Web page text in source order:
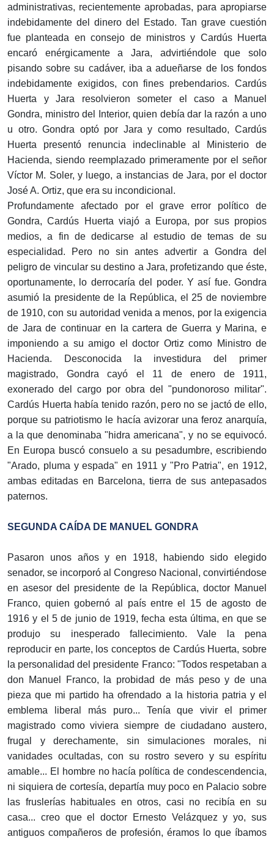
administrativas, recientemente aprobadas, para apropiarse
indebidamente del dinero del Estado. Tan grave cuestión
fue planteada en consejo de ministros y Cardús Huerta
encaró enérgicamente a Jara, advirtiéndole que solo
pisando sobre su cadáver, iba a adueñarse de los fondos
indebidamente exigidos, con fines prebendarios. Cardús
Huerta y Jara resolvieron someter el caso a Manuel
Gondra, ministro del Interior, quien debía dar la razón a uno
u otro. Gondra optó por Jara y como resultado, Cardús
Huerta presentó renuncia indeclinable al Ministerio de
Hacienda, siendo reemplazado primeramente por el señor
Víctor M. Soler, y luego, a instancias de Jara, por el doctor
José A. Ortiz, que era su incondicional.
Profundamente afectado por el grave error político de
Gondra, Cardús Huerta viajó a Europa, por sus propios
medios, a fin de dedicarse al estudio de temas de su
especialidad. Pero no sin antes advertir a Gondra del
peligro de vincular su destino a Jara, profetizando que éste,
oportunamente, lo derrocaría del poder. Y así fue. Gondra
asumió la presidente de la República, el 25 de noviembre
de 1910, con su autoridad venida a menos, por la exigencia
de Jara de continuar en la cartera de Guerra y Marina, e
imponiendo a su amigo el doctor Ortiz como Ministro de
Hacienda. Desconocida la investidura del primer
magistrado, Gondra cayó el 11 de enero de 1911,
exonerado del cargo por obra del "pundonoroso militar".
Cardús Huerta había tenido razón, pero no se jactó de ello,
porque su patriotismo le hacía avizorar una feroz anarquía,
a la que denominaba "hidra americana", y no se equivocó.
En Europa buscó consuelo a su pesadumbre, escribiendo
"Arado, pluma y espada" en 1911 y "Pro Patria", en 1912,
ambas editadas en Barcelona, tierra de sus antepasados
paternos.
SEGUNDA CAÍDA DE MANUEL GONDRA
Pasaron unos años y en 1918, habiendo sido elegido
senador, se incorporó al Congreso Nacional, convirtiéndose
en asesor del presidente de la República, doctor Manuel
Franco, quien gobernó al país entre el 15 de agosto de
1916 y el 5 de junio de 1919, fecha esta última, en que se
produjo su inesperado fallecimiento. Vale la pena
reproducir en parte, los conceptos de Cardús Huerta, sobre
la personalidad del presidente Franco: "Todos respetaban a
don Manuel Franco, la probidad de más peso y de una
pieza que mi partido ha ofrendado a la historia patria y el
emblema liberal más puro... Tenía que vivir el primer
magistrado como viviera siempre de ciudadano austero,
frugal y derechamente, sin simulaciones morales, ni
vanidades ocultadas, con su rostro severo y su espíritu
amable... El hombre no hacía política de condescendencia,
ni siquiera de cortesía, departía muy poco en Palacio sobre
las fruslerías habituales en otros, casi no recibía en su
casa... creo que el doctor Ernesto Velázquez y yo, sus
antiguos compañeros de profesión, éramos lo que íbamos